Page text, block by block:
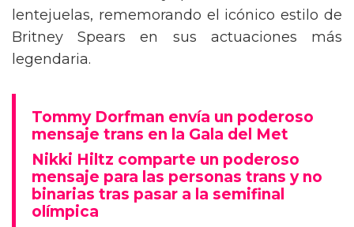
lentejuelas, rememorando el icónico estilo de
Britney Spears en sus actuaciones más
legendaria.
Tommy Dorfman envía un poderoso
mensaje trans en la Gala del Met
Nikki Hiltz comparte un poderoso
mensaje para las personas trans y no
binarias tras pasar a la semifinal
olímpica